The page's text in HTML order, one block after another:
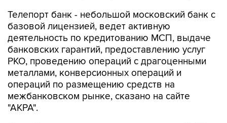
Телепорт банк - небольшой московский банк с
базовой лицензией, ведет активную
деятельность по кредитованию МСП, выдаче
банковских гарантий, предоставлению услуг
РКО, проведению операций с драгоценными
металлами, конверсионных операций и
операций по размещению средств на
межбанковском рынке, сказано на сайте
"АКРА".